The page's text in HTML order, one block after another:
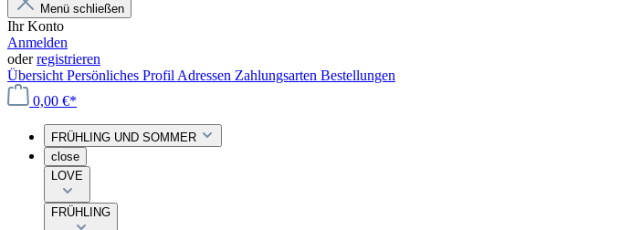
Menü schließen
Ihr Konto
Anmelden
oderregistrieren
Übersicht Persönliches Profil Adressen Zahlungsarten Bestellungen
0,00 €*
FRÜHLING UND SOMMER
close
LOVE
FRÜHLING